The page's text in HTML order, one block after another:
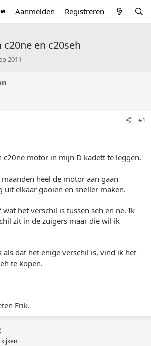
Aanmelden Registreren
en c20seh
2011
#1
c20ne motor in mijn D kadett te leggen.
heel de motor aan gaan
uit elkaar gooien en sneller maken.
het verschil is tussen seh en ne. Ik
zit in de zuigers maar die wil ik
als dat het enige verschil is, vind ik het
te kopen.
Erik.
kijken